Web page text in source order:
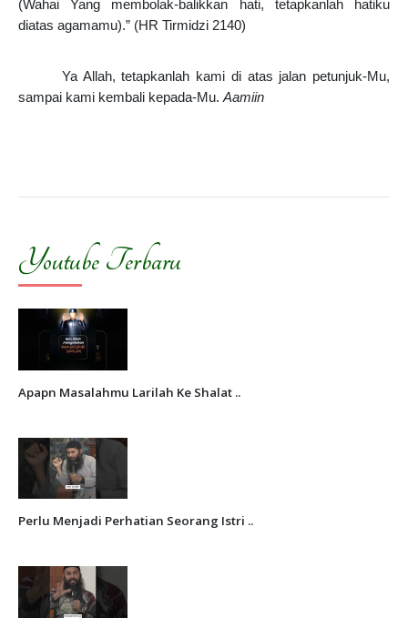
(Wahai Yang membolak-balikkan hati, tetapkanlah hatiku
diatas agamamu).” (HR Tirmidzi 2140)
Ya Allah, tetapkanlah kami di atas jalan petunjuk-Mu,
sampai kami kembali kepada-Mu. Aamiin
Youtube Terbaru
Apapn Masalahmu Larilah Ke Shalat ..
Perlu Menjadi Perhatian Seorang Istri ..